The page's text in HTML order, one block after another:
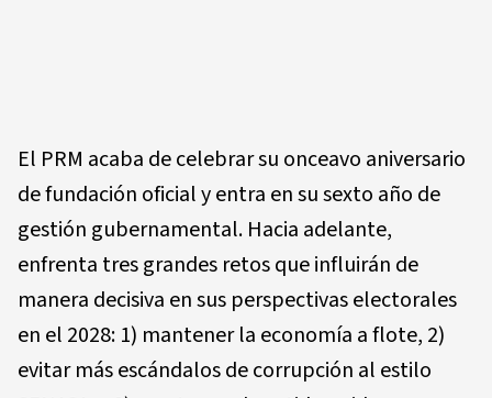
El PRM acaba de celebrar su onceavo aniversario
de fundación oficial y entra en su sexto año de
gestión gubernamental. Hacia adelante,
enfrenta tres grandes retos que influirán de
manera decisiva en sus perspectivas electorales
en el 2028: 1) mantener la economía a flote, 2)
evitar más escándalos de corrupción al estilo